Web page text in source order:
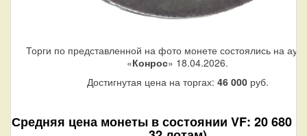
Торги по представленной на фото монете состоялись на
«Конрос» 18.04.2026.
Достигнутая цена на торгах: 46 000руб.
Средняя цена монеты в состоянии VF: 20 680